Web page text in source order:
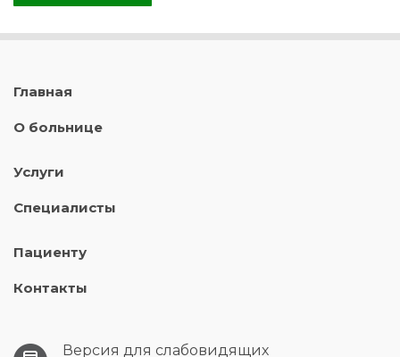
Главная
О больнице
Услуги
Специалисты
Пациенту
Контакты
Версия для слабовидящих